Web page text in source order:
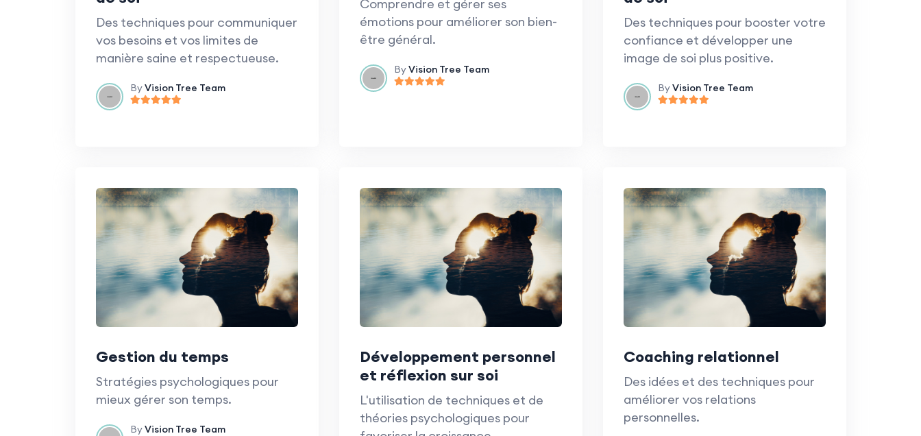
Des techniques pour communiquer
vos besoins et vos limites de
manière saine et respectueuse.
ByVision Tree Team
Comprendre et gérer ses
émotions pour améliorer son bien-
être général.
ByVision Tree Team
Des techniques pour booster votre
confiance et développer une
image de soi plus positive.
ByVision Tree Team
Gestion du temps
Stratégies psychologiques pour
mieux gérer son temps.
ByVision Tree Team
Développement personnel
et réflexion sur soi
L'utilisation de techniques et de
théories psychologiques pour
Coaching relationnel
Des idées et des techniques pour
améliorer vos relations
personnelles.